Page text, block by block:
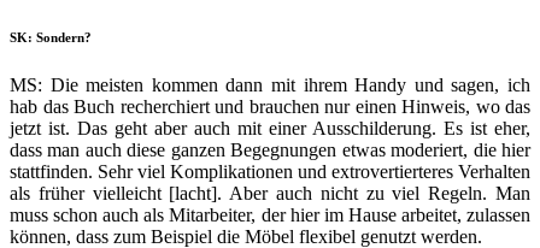
SK: Sondern?
MS: Die meisten kommen dann mit ihrem Handy und sagen, ich
hab das Buch recherchiert und brauchen nur einen Hinweis, wo das
jetzt ist. Das geht aber auch mit einer Ausschilderung. Es ist eher,
dass man auch diese ganzen Begegnungen etwas moderiert, die hier
stattfinden. Sehr viel Komplikationen und extrovertierteres Verhalten
als früher vielleicht [lacht]. Aber auch nicht zu viel Regeln. Man
muss schon auch als Mitarbeiter, der hier im Hause arbeitet, zulassen
können, dass zum Beispiel die Möbel flexibel genutzt werden.